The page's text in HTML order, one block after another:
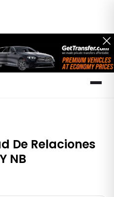
De Relaciones
NB